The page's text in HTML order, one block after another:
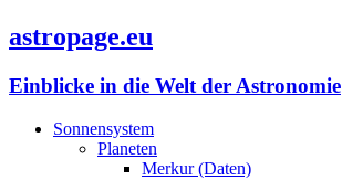
astropage.eu
Einblicke in die Welt der Astronomie
Sonnensystem
Planeten
Merkur (Daten)